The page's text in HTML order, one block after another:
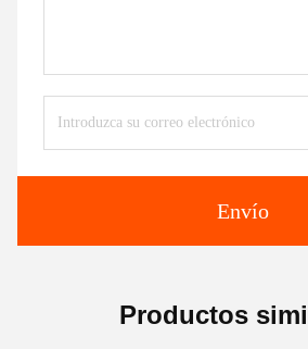
Envío
Productos